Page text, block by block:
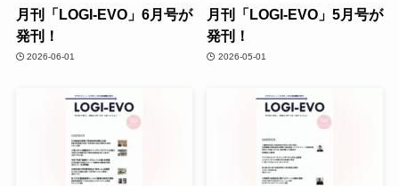
月刊「LOGI-EVO」6月号が
発刊！
2026-06-01
月刊「LOGI-EVO」5月号が
発刊！
2026-05-01